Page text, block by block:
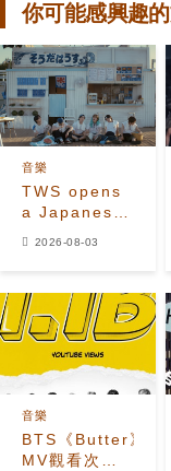
你可能感興趣
TWS opens
a Japanese
refreshing
'SODA
SODA' MV
音樂
2026-08-03
BTS《Butter》
MV觀看次數
音樂